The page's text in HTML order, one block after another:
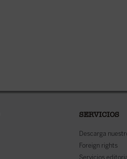
SERVICIOS
Descarga
Foreign rights
Servicios